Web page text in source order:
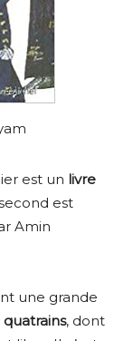
est un livre
est
Amin
une grande
quatrains, dont